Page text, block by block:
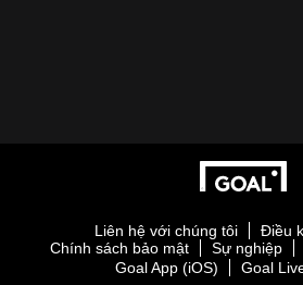
Liên hệ với chúng tôi
Điều
Chính sách bảo mật
Sự nghiệp
Goal App (iOS)
Goal